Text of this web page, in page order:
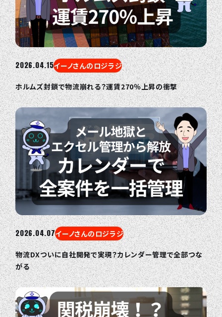
2026.04.15イーノさんのロジラジ
ホルムズ封鎖で物流崩れる？運賃270％上昇の衝撃
2026.04.07イーノさんのロジラジ
物流DXついに自社開発で実現？カレンダー管理で全部つな
がる